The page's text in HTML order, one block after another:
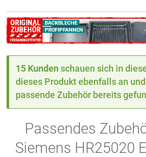
15 Kunden schauen sich in
dieses Produkt ebenfalls an
passende Zubehör bereits
Passendes
Siemens HR25020